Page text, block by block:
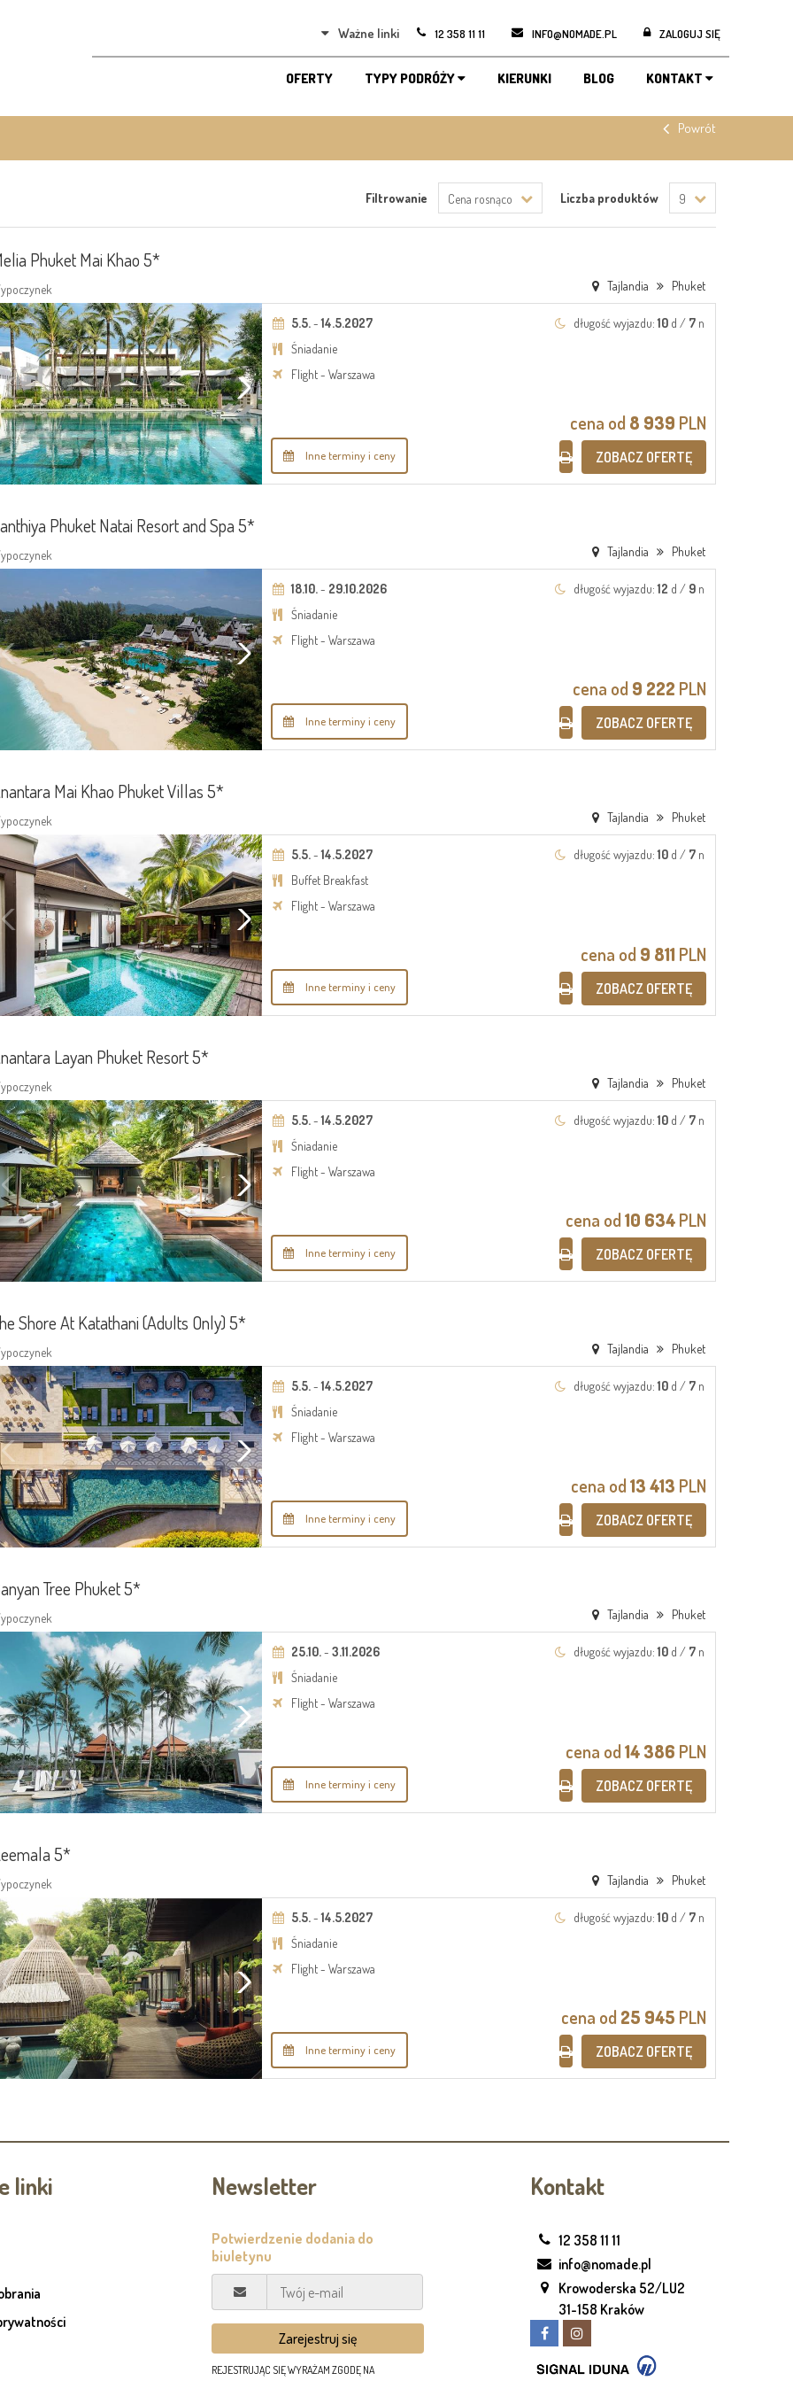
ZALOGUJ SIĘ
INFO@NOMADE.PL
12 358 11 11
Ważne linki
OFERTY TYPY PODRÓŻY KIERUNKI BLOG KONTAKT
Powrót
Filtrowanie Cena rosnąco Liczba produktów 9
Phuket Mai Khao 5*
Tajlandia Phuket
5.5.-14.5.2027 długość wyjazdu:10 d / 7 n
Śniadanie
Flight - Warszawa
Inne terminy i ceny
cena od 8 939 PLN
ZOBACZ OFERTĘ
Phuket Natai Resort and Spa 5*
Tajlandia Phuket
18.10.- 29.10.2026 długość wyjazdu:12 d / 9 n
Śniadanie
Flight - Warszawa
Inne terminy i ceny
cena od 9 222 PLN
ZOBACZ OFERTĘ
Mai Khao Phuket Villas 5*
Tajlandia Phuket
5.5.-14.5.2027 długość wyjazdu:10 d / 7 n
Buffet Breakfast
Flight - Warszawa
Inne terminy i ceny
cena od 9 811 PLN
ZOBACZ OFERTĘ
Layan Phuket Resort 5*
Tajlandia Phuket
5.5.-14.5.2027 długość wyjazdu:10 d / 7 n
Śniadanie
Flight - Warszawa
Inne terminy i ceny
cena od10 634PLN
ZOBACZ OFERTĘ
Shore At Katathani (Adults Only) 5*
Tajlandia Phuket
5.5.-14.5.2027 długość wyjazdu:10 d / 7 n
Śniadanie
Flight - Warszawa
Inne terminy i ceny
cena od13 413 PLN
ZOBACZ OFERTĘ
Tree Phuket 5*
Tajlandia Phuket
25.10.- 3.11.2026 długość wyjazdu:10 d / 7 n
Śniadanie
Flight - Warszawa
Inne terminy i ceny
cena od14 386 PLN
ZOBACZ OFERTĘ
5*
Tajlandia Phuket
5.5.-14.5.2027 długość wyjazdu:10 d / 7 n
Śniadanie
Flight - Warszawa
Inne terminy i ceny
cena od 25 945 PLN
ZOBACZ OFERTĘ
linki Newsletter
REJESTRUJĄC SIĘ WYRAŻAM ZGODĘ NA
Kontakt
12 358 11 11
info@nomade.pl
Krowoderska 52/LU2
31-158 Kraków